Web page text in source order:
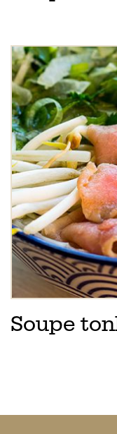
Soupe